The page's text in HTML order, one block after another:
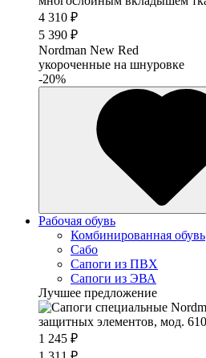
4 310 ₽
5 390 ₽
Nordman New Red
укороченные на шнуровке
-20%
Рабочая обувь
Комбинированная обувь
Сабо
Сапоги из ПВХ
Сапоги из ЭВА
Лучшее предложение
1 245 ₽